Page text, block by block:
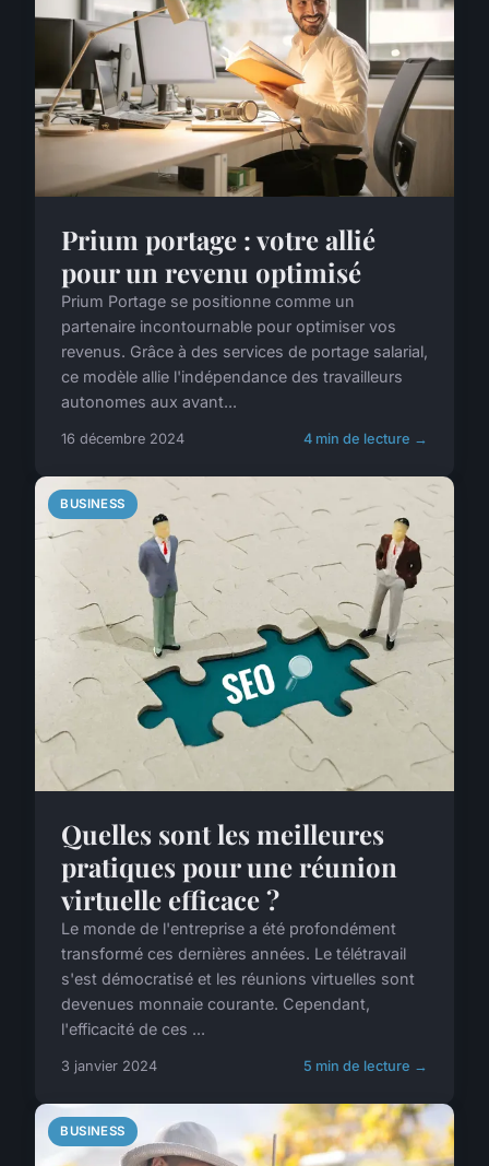
Prium portage : votre allié
pour un revenu optimisé
Prium Portage se positionne comme un
partenaire incontournable pour optimiser vos
revenus. Grâce à des services de portage salarial,
ce modèle allie l'indépendance des travailleurs
autonomes aux avant...
16 décembre 2024 4 min de lecture →
BUSINESS
Quelles sont les meilleures
pratiques pour une réunion
virtuelle efficace ?
Le monde de l'entreprise a été profondément
transformé ces dernières années. Le télétravail
s'est démocratisé et les réunions virtuelles sont
devenues monnaie courante. Cependant,
l'efficacité de ces ...
3 janvier 2024 5 min de lecture →
BUSINESS